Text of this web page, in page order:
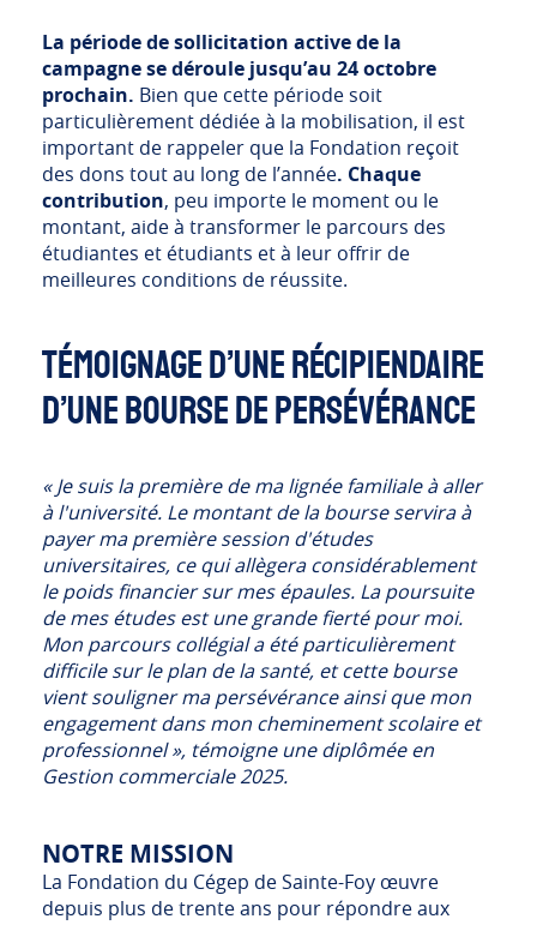
La période de sollicitation active de la
campagne se déroule jusqu’au 24 octobre
prochain. Bien que cette période soit
particulièrement dédiée à la mobilisation, il est
important de rappeler que la Fondation reçoit
des dons tout au long de l’année. Chaque
contribution, peu importe le moment ou le
montant, aide à transformer le parcours des
étudiantes et étudiants et à leur offrir de
meilleures conditions de réussite.
TÉMOIGNAGE D’UNE RÉCIPIENDAIRE
D’UNE BOURSE DE PERSÉVÉRANCE
« Je suis la première de ma lignée familiale à aller
à l'université. Le montant de la bourse servira à
payer ma première session d'études
universitaires, ce qui allègera considérablement
le poids financier sur mes épaules. La poursuite
de mes études est une grande fierté pour moi.
Mon parcours collégial a été particulièrement
difficile sur le plan de la santé, et cette bourse
vient souligner ma persévérance ainsi que mon
engagement dans mon cheminement scolaire et
professionnel », témoigne une diplômée en
Gestion commerciale 2025.
NOTRE MISSION
La Fondation du Cégep de Sainte-Foy œuvre
depuis plus de trente ans pour répondre aux